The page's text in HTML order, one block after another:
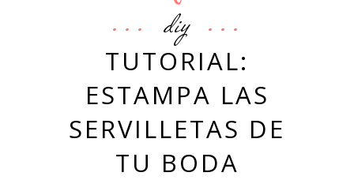
diy
TUTORIAL:
ESTAMPA LAS
SERVILLETAS DE
TU BODA